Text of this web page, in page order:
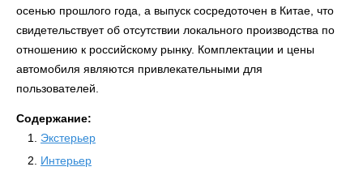
осенью прошлого года, а выпуск сосредоточен в Китае, что
свидетельствует об отсутствии локального производства по
отношению к российскому рынку. Комплектации и цены
автомобиля являются привлекательными для
пользователей.
Содержание:
Экстерьер
Интерьер